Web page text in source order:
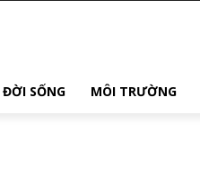
ĐỜI SỐNG MÔI TRƯỜNG